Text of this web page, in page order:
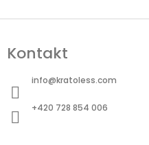
á
p
Kontakt
info@kratoless.com
+420 728 854 006